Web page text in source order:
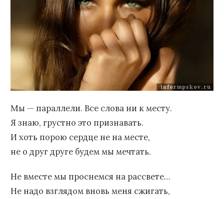
Мы — параллели. Все слова ни к месту.
Я знаю, грустно это признавать.
И хоть порою сердце не на месте,
не о друг друге будем мы мечтать.
Не вместе мы проснемся на рассвете…
Не надо взглядом вновь меня сжигать,